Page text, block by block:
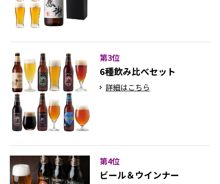
第3位
6種飲み比べセット
詳細はこちら
第4位
ビール＆ウインナー